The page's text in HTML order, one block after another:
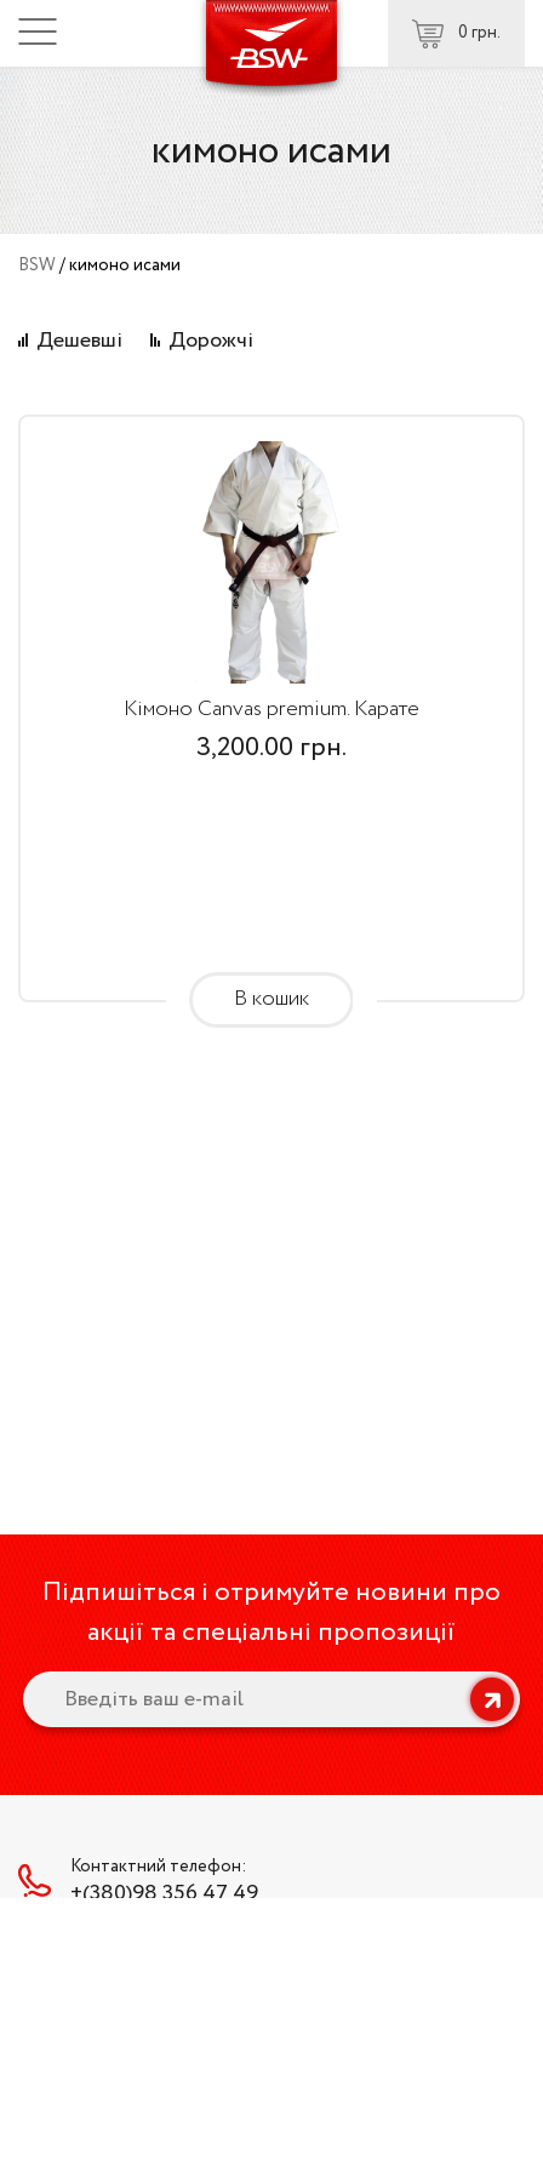
0 грн.
кимоно исами
BSW/кимоно исами
Дешевші Дорожчі
Кімоно Canvas premium. Карате
3,200.00 грн.
В кошик
Підпишіться і отримуйте новини про
акції та спеціальні пропозиції
Контактний телефон:
+(380)98 356 47 49